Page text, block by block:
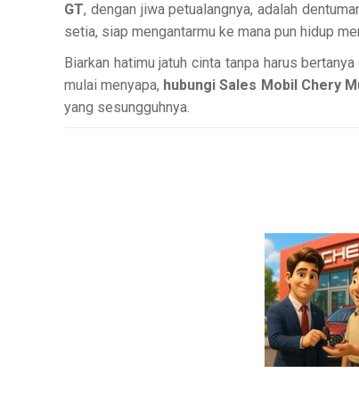
GT, dengan jiwa petualangnya, adalah
setia, siap mengantarmu ke mana pun hidup
Biarkan hatimu jatuh cinta tanpa harus
mulai menyapa, hubungi Sales Mobil Chery
yang sesungguhnya.